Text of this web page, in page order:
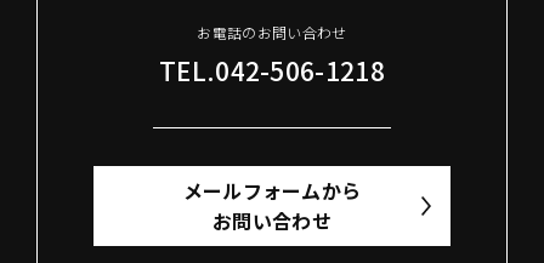
お電話のお問い合わせ
TEL.042-506-1218
メールフォームから
お問い合わせ